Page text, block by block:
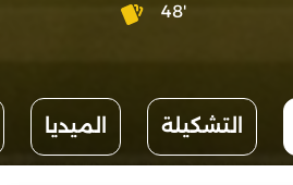
'48
التشكيلة الميديا